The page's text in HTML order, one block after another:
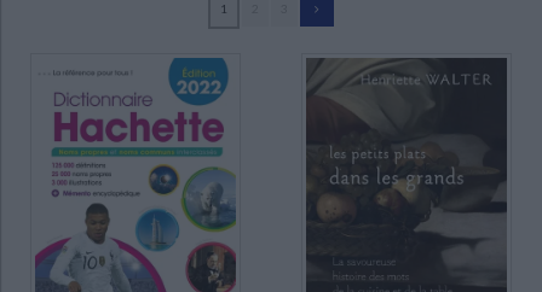
Critique et histoire littéraire
Classiques scolaires Littérature ancienne et médiévale
Littérature de voyage Audio - Livres lus
Littérature en version originale Humour
Histoire de France Biographies historiques
Histoire - Généralités
Histoire ancienne Géographie
Culture scientifique
Avenas, Pierre (9)
Gaillard, Bénédicte (9)
Mével, Jean-Pierre (9)
Walter, Gérard (6)
Martinet, André (5)
Baraké, Bassam (3)
André Martinet (2)
1